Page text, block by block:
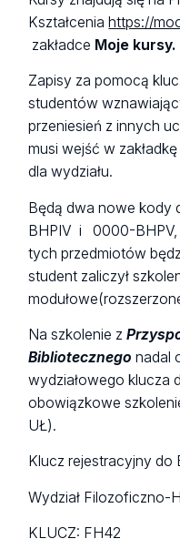
Kształceniahttps://
zakładce Moje kursy.
Zapisy za pomocą
studentów
przeniesień z innych
musi wejść w zakładkę
dla wydziału.
Będą dwa nowe kody
BHPIV i 0000-BHPV,
tych przedmiotów
student zaliczył
Na szkolenie z
Bibliotecznego nadal
wydziałowego klucza
obowiązkowe
UŁ).
Klucz rejestracyjny do
Wydział Filozoficzno-
KLUCZ: FH42